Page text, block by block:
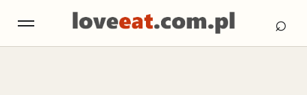
Otwórz menu ⌕